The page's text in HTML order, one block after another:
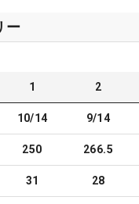
ー
1 2
10/14 9/14
250 266.5
31 28